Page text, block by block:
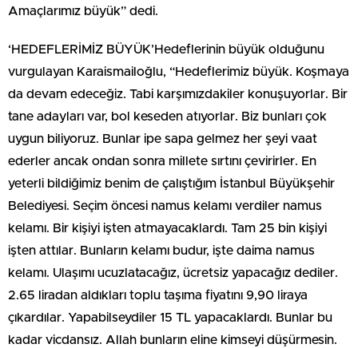
Amaçlarımız büyük” dedi.
‘HEDEFLERİMİZ BÜYÜK’Hedeflerinin büyük olduğunu
vurgulayan Karaismailoğlu, “Hedeflerimiz büyük. Koşmaya
da devam edeceğiz. Tabi karşımızdakiler konuşuyorlar. Bir
tane adayları var, bol keseden atıyorlar. Biz bunları çok
uygun biliyoruz. Bunlar ipe sapa gelmez her şeyi vaat
ederler ancak ondan sonra millete sırtını çevirirler. En
yeterli bildiğimiz benim de çalıştığım İstanbul Büyükşehir
Belediyesi. Seçim öncesi namus kelamı verdiler namus
kelamı. Bir kişiyi işten atmayacaklardı. Tam 25 bin kişiyi
işten attılar. Bunların kelamı budur, işte daima namus
kelamı. Ulaşımı ucuzlatacağız, ücretsiz yapacağız dediler.
2.65 liradan aldıkları toplu taşıma fiyatını 9,90 liraya
çıkardılar. Yapabilseydiler 15 TL yapacaklardı. Bunlar bu
kadar vicdansız. Allah bunların eline kimseyi düşürmesin.